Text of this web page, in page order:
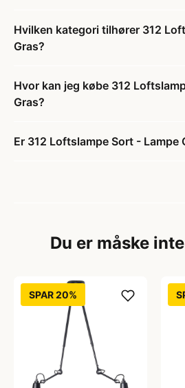
Hvilken kategori tilhører 312
Gras?
Hvor kan jeg købe 312
Gras?
Er 312 Loftslampe Sort - Lampe
Du er måske
SPAR 20%